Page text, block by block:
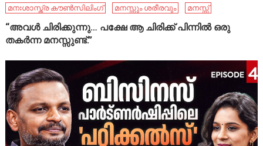
മനഃശാസ്ത്ര കൗൺസിലിംഗ്
മനസ്സും ശരീരവും മനസ്സ്
“അവൾ ചിരിക്കുന്നു… പക്ഷേ ആ ചിരിക്ക് പിന്നിൽ ഒരു
തകർന്ന മനസ്സുണ്ട്.”